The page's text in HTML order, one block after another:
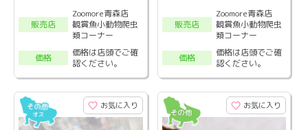
販売店
Zoomore青森店
観賞魚小動物爬虫
類コーナー
価格
価格は店頭でご確
認ください。
販売店
Zoomore青森店
観賞魚小動物爬虫
類コーナー
価格
価格は店頭でご確
認ください。
お気に入り お気に入り